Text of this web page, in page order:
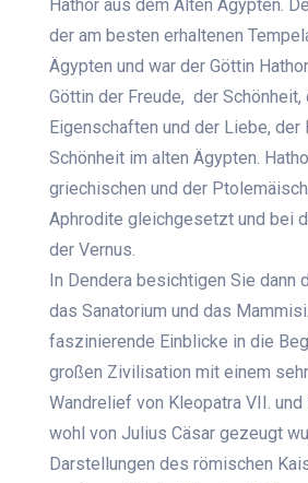
Hathor aus dem Alten Ägypten.
der am besten erhaltenen
Ägypten und war der Göttin
Göttin der Freude, der Schönheit,
Eigenschaften und der Liebe, der
Schönheit im alten Ägypten.
griechischen und der
Aphrodite gleichgesetzt und bei
der Vernus.
In Dendera besichtigen Sie dann
das Sanatorium und das
faszinierende Einblicke in die
großen Zivilisation mit einem
Wandrelief von Kleopatra VII. und
wohl von Julius Cäsar gezeugt
Darstellungen des römischen